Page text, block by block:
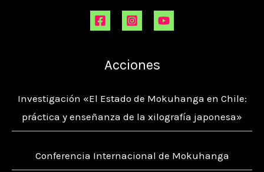
Acciones
Investigación «El Estado de Mokuhanga en Chile:
práctica y enseñanza de la xilografía japonesa»
Conferencia Internacional de Mokuhanga